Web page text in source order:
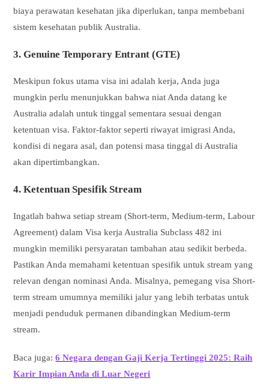
biaya perawatan kesehatan jika diperlukan, tanpa membebani
sistem kesehatan publik Australia.
3. Genuine Temporary Entrant (GTE)
Meskipun fokus utama visa ini adalah kerja, Anda juga
mungkin perlu menunjukkan bahwa niat Anda datang ke
Australia adalah untuk tinggal sementara sesuai dengan
ketentuan visa. Faktor-faktor seperti riwayat imigrasi Anda,
kondisi di negara asal, dan potensi masa tinggal di Australia
akan dipertimbangkan.
4. Ketentuan Spesifik Stream
Ingatlah bahwa setiap stream (Short-term, Medium-term, Labour
Agreement) dalam Visa kerja Australia Subclass 482 ini
mungkin memiliki persyaratan tambahan atau sedikit berbeda.
Pastikan Anda memahami ketentuan spesifik untuk stream yang
relevan dengan nominasi Anda. Misalnya, pemegang visa Short-
term stream umumnya memiliki jalur yang lebih terbatas untuk
menjadi penduduk permanen dibandingkan Medium-term
stream.
Baca juga:6 Negara dengan Gaji Kerja Tertinggi 2025: Raih
Karir Impian Anda di Luar Negeri